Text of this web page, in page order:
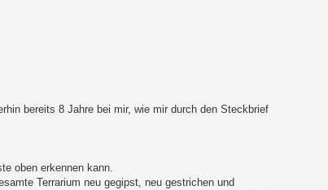
bereits 8 Jahre bei mir, wie mir durch den Steckbrief
oben erkennen kann.
Terrarium neu gegipst, neu gestrichen und